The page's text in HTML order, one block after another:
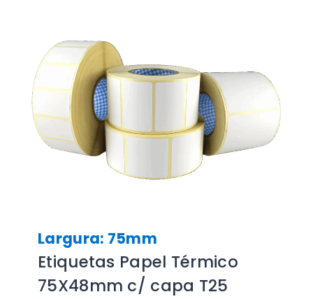
Largura: 75mm
Etiquetas Papel Térmico
75X48mm c/ capa T25